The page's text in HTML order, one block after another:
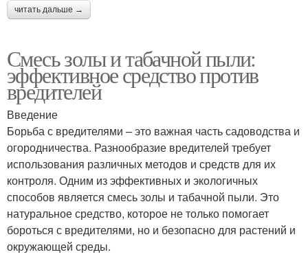
читать дальше →
Смесь золы и табачной пыли:
эффективное средство против
вредителей
Введение
Борьба с вредителями – это важная часть садоводства и
огородничества. Разнообразие вредителей требует
использования различных методов и средств для их
контроля. Одним из эффективных и экологичных
способов является смесь золы и табачной пыли. Это
натуральное средство, которое не только помогает
бороться с вредителями, но и безопасно для растений и
окружающей среды.